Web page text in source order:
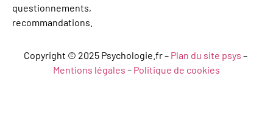
questionnements,
recommandations.
Copyright © 2025 Psychologie.fr – Plan du site psys –
Mentions légales – Politique de cookies